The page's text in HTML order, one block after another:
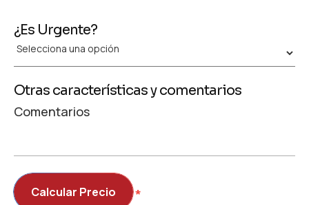
¿Es Urgente?
Otras características y comentarios
Comentarios
Calcular Precio ⁭⁭⁭*